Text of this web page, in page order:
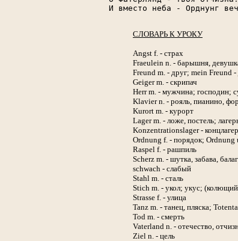
И вместо неба - Орднунг
СЛОВАРЬ К УРОКУ
Angst f. - страх
Fraeulein n. - барышня,
Freund m. - друг; mein Freund
Geiger m. - скрипач
Herr m. - мужчина; господин;
Klavier n. - рояль, пианино,
Kurort m. - курорт
Lager m. - ложе, постель;
Konzentrationslager -
Ordnung f. - порядок; Ordnung
Raspel f. - рашпиль
Scherz m. - шутка, забава,
schwach - слабый
Stahl m. - сталь
Stich m. - укол; укус; (колющий)
Strasse f. - улица
Tanz m. - танец, пляска;
Tod m. - смерть
Vaterland n. - отечество,
Ziel n. - цель